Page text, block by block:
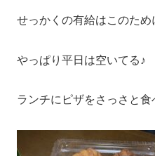
せっかくの有給はこのため
やっぱり平日は空いてる♪
ランチにピザをさっさと食